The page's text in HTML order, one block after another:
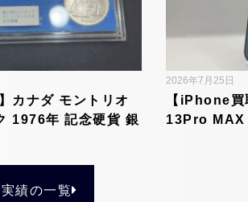
カナダ モントリオ
1976年 記念硬貨 銀
【iPhone
13Pro MAX
2026年7月25日
績の一覧